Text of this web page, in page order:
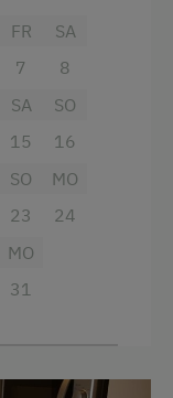
FR
7
SA
8
SA
15
SO
16
SO
23
MO
24
MO
31